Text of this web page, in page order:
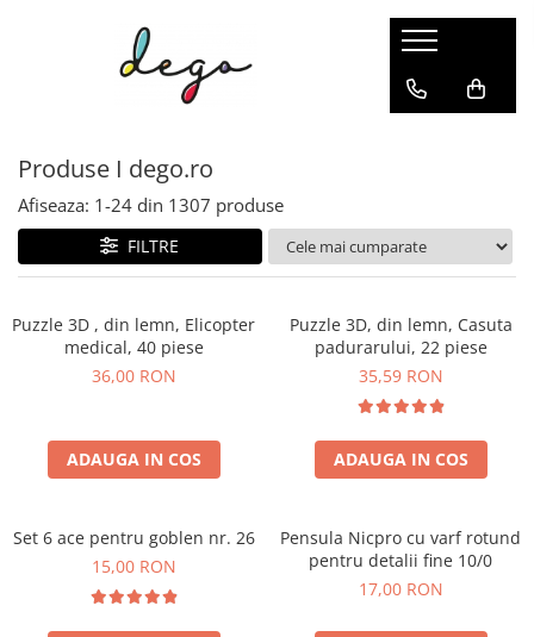
PICTURI PE NUMERE
Dimensiuni medii si mici
Triptice & dimensiuni mari
Aurii & metalizate
Rotunde
Canvas negru
Pictura senzoriala 3D
PUZZLE 2&3D
CUTIUTE MUZICALE
PUZZLE 3D
PUZZLE 2D DIN LEMN
GOBLENURI CU DIAMANTE
GOBLENURI FARA SASIU
DIAMANTE PATRATE
DIAMANTE ROTUNDE
DIAMANTE AB
ACCESORII
BRODERIE IN CRUCIULITA
BRODERII CU MARGELE
BRODERIE CLASICA
ACCESORII CUSUT&BRODAT
SCHITE&GRAVURI
GRAVURI
ACCESORII
BRODERII SI GOBLENURI
GOBLENURI CU DIAMANTE
Produse I dego.ro
Afiseaza: 1-24 din 1307 produse
FILTRE
Puzzle 3D , din lemn, Elicopter
medical, 40 piese
36,00 RON
ADAUGA IN COS
Puzzle 3D, din lemn, Casuta
padurarului, 22 piese
35,59 RON
ADAUGA IN COS
Set 6 ace pentru goblen nr. 26
15,00 RON
Pensula Nicpro cu varf rotund
pentru detalii fine 10/0
17,00 RON